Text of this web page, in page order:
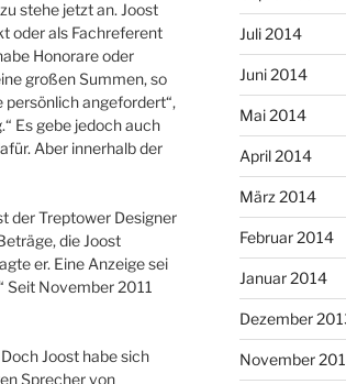
stehe jetzt an. Joost
oder als Fachreferent
Honorare oder
großen Summen, so
persönlich angefordert“,
Es gebe jedoch auch
Aber innerhalb der
der Treptower Designer
die Joost
er. Eine Anzeige sei
Seit November 2011
Joost habe sich
Sprecher von
Juli 2014
Juni 2014
Mai 2014
April 2014
März 2014
Februar 2014
Januar 2014
Dezember
November